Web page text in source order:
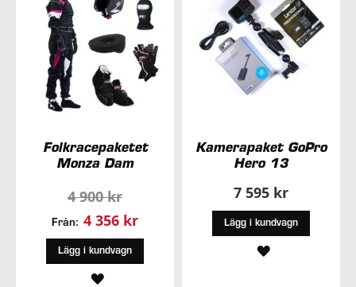
Folkracepaketet
Monza Dam
4 900 kr
Från: 4 356 kr
Lägg i kundvagn
LÄGG
Kamerapaket GoPro
Hero 13
7 595 kr
Lägg i kundvagn
LÄGG